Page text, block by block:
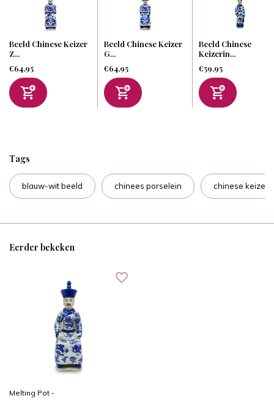
Beeld Chinese Keizer
Z...
€64,95
Beeld Chinese Keizer
G...
€64,95
Beeld Chinese
Keizerin...
€59,95
Tags
blauw-wit beeld chinees porselein chinese keizer
Eerder bekeken
Melting Pot -